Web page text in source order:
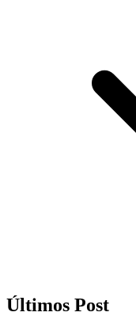
Últimos Post